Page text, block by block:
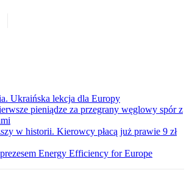
Ukraińska lekcja dla Europy
pieniądze za przegrany węglowy spór z
w historii. Kierowcy płacą już prawie 9 zł
Energy Efficiency for Europe